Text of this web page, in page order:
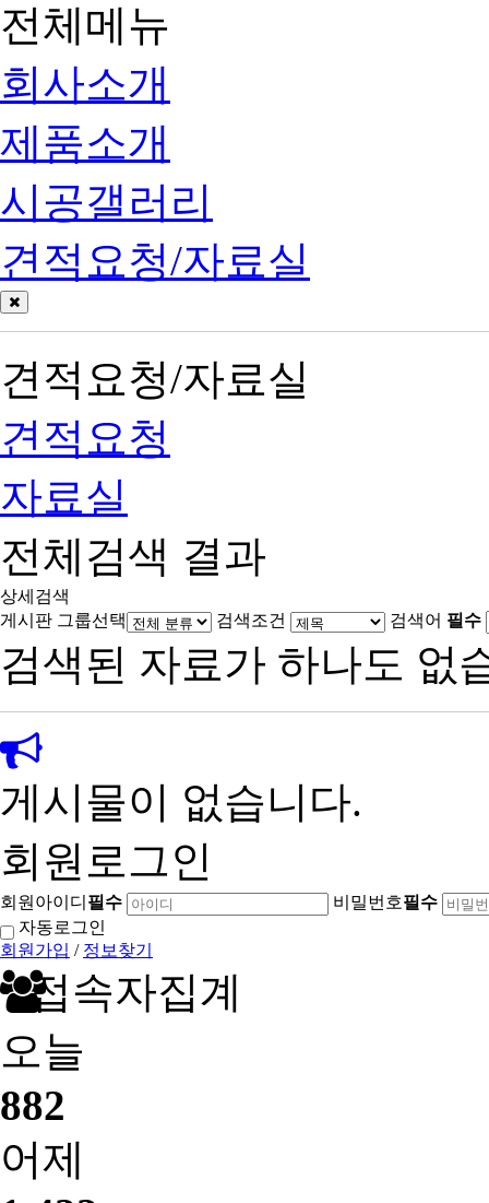
전체메뉴
회사소개
제품소개
시공갤러리
견적요청/자료실
견적요청/자료실
견적요청
자료실
전체검색 결과
상세검색
게시판 그룹선택
검색조건 검색어 필수
검색된 자료가 하나도 없
게시물이 없습니다.
회원로그인
회원아이디 필수 비밀번호필수
자동로그인
회원가입 / 정보찾기
접속자집계
오늘
882
어제